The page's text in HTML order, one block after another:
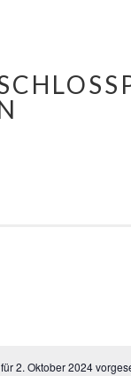
2. Oktober 2024